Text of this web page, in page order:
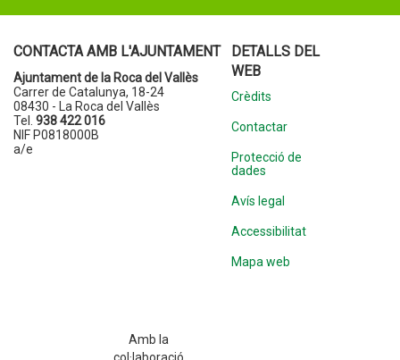
CONTACTA AMB L'AJUNTAMENT
Ajuntament de la Roca del Vallès
Carrer de Catalunya, 18-24
08430 - La Roca del Vallès
Tel. 938 422 016
NIF P0818000B
a/e
DETALLS DEL
WEB
Crèdits
Contactar
Protecció de
dades
Avís legal
Accessibilitat
Mapa web
Amb la